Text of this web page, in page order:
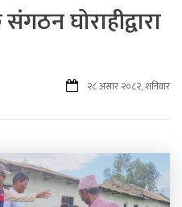
घोराहीद्वारा
२८ असार २०८२, शनिवार